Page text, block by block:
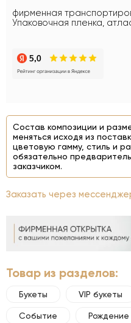
фирменная
Упаковочная пленка,
Состав композиции и
меняться исходя из
цветовую гамму, стиль и
обязательно
заказчиком.
Заказать через
Товар из разделов:
Букеты VIP букеты
Событие